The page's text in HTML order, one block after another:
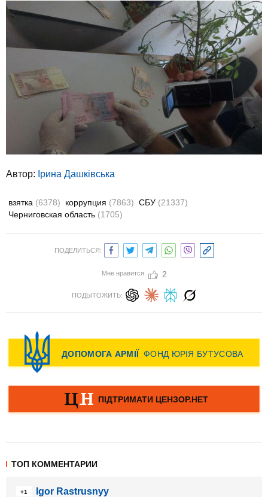
Автор: Ірина Дашківська
взятка (6378) коррупция (7863) СБУ (21337)
Черниговская область (1705)
ПОДЕЛИТЬСЯ:
Мне нравится 2
ПОДЫТОЖИТЬ:
ТОП КОММЕНТАРИИ
+1
Igor Rastrusnyy